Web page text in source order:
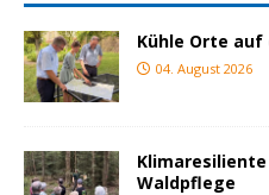
Kühle Orte auf
04. August 2026
Waldpflege